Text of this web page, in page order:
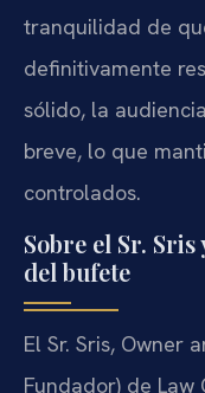
tranquilidad de
definitivamente
sólido, la
breve, lo que
controlados.
Sobre el Sr.
del bufete
El Sr. Sris, Owner
Fundador) de Law